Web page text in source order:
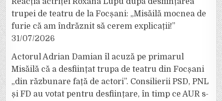
trupei de teatru de la Focșani: „Misăilă mocnea de
furie că am îndrăznit să cerem explicații!”
31/07/2026
Actorul Adrian Damian îl acuză pe primarul
Misăilă că a desființat trupa de teatru din Focșani
„din răzbunare față de actori”. Consilierii PSD, PNL
și FD au votat pentru desființare, în timp ce AUR s-